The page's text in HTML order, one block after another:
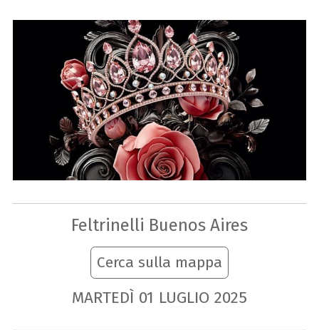
Feltrinelli Buenos Aires
Cerca sulla mappa
MARTEDÌ 01 LUGLIO 2025